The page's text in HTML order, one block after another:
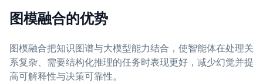
图模融合的优势
图模融合把知识图谱与大模型能力结合，使智能体在处理关
系复杂、需要结构化推理的任务时表现更好，减少幻觉并提
高可解释性与决策可靠性。